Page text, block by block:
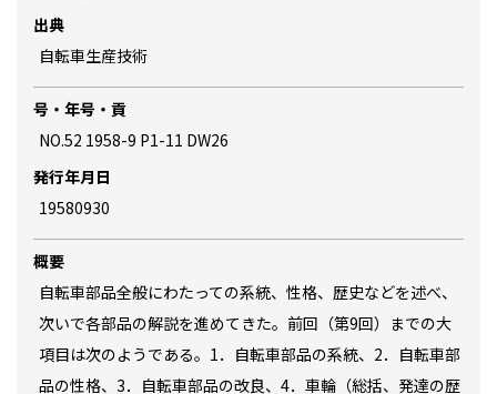
出典
自転車生産技術
号・年号・貢
NO.52 1958-9 P1-11 DW26
発行年月日
19580930
概要
自転車部品全般にわたっての系統、性格、歴史などを述べ、
次いで各部品の解説を進めてきた。前回（第9回）までの大
項目は次のようである。1．自転車部品の系統、2．自転車部
品の性格、3．自転車部品の改良、4．車輪（総括、発達の歴